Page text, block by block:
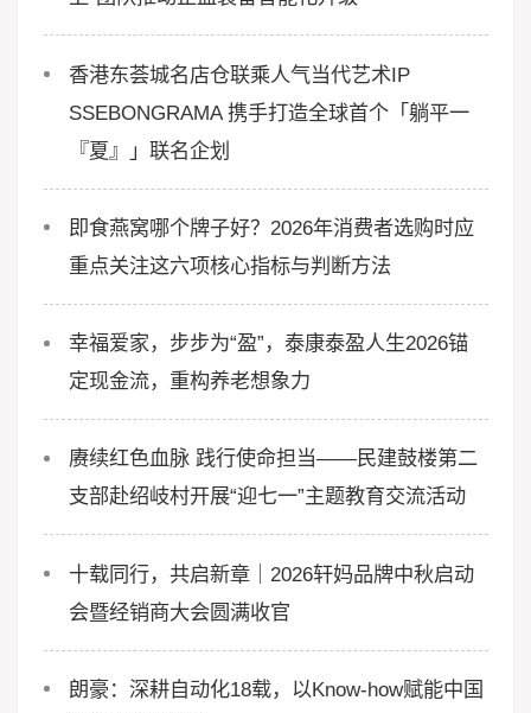
香港东荟城名店仓联乘人气当代艺术IP
SSEBONGRAMA 携手打造全球首个「躺平一
『夏』」联名企划
即食燕窝哪个牌子好？2026年消费者选购时应
重点关注这六项核心指标与判断方法
幸福爱家，步步为“盈”，泰康泰盈人生2026锚
定现金流，重构养老想象力
赓续红色血脉 践行使命担当——民建鼓楼第二
支部赴绍岐村开展“迎七一”主题教育交流活动
十载同行，共启新章｜2026轩妈品牌中秋启动
会暨经销商大会圆满收官
朗豪：深耕自动化18载，以Know-how赋能中国